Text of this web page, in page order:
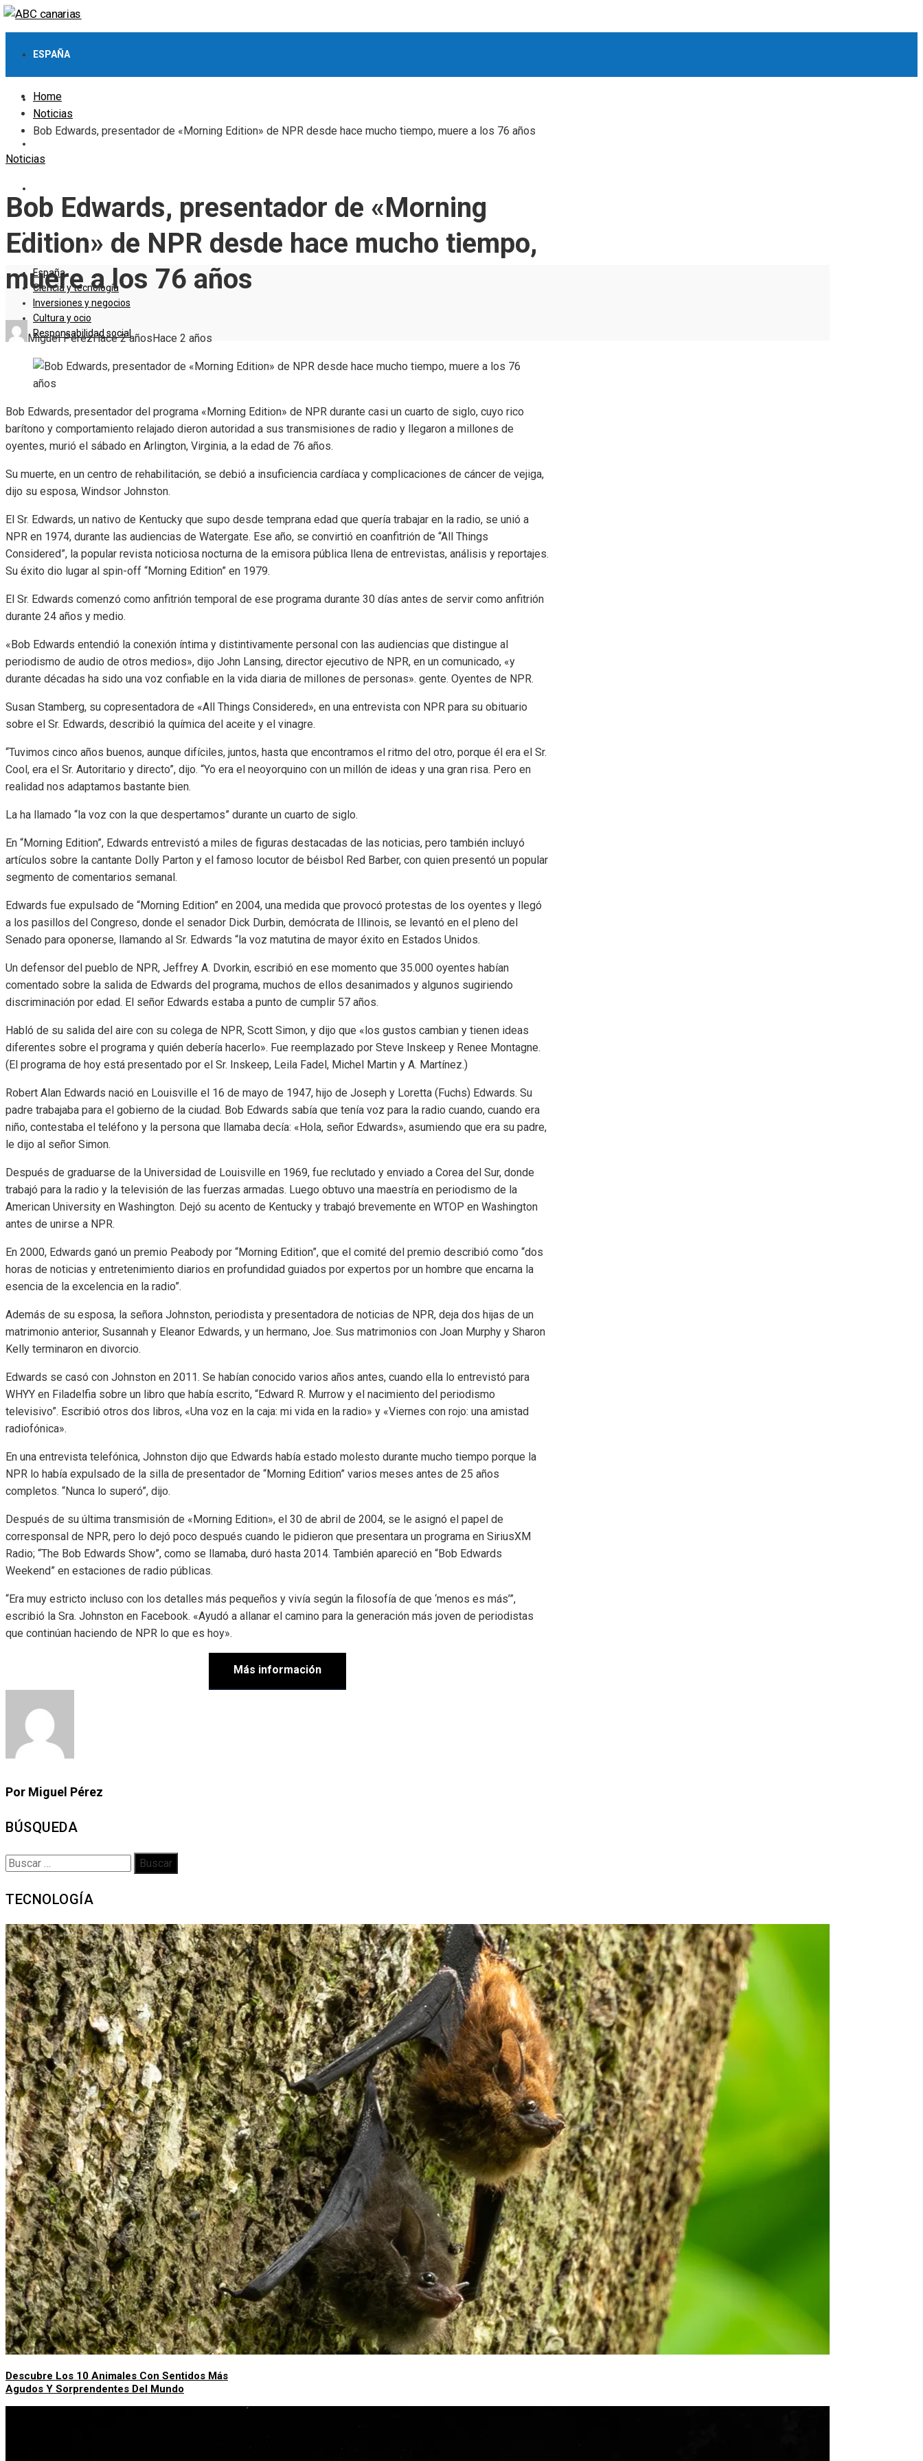
ESPAÑA
CIENCIA Y TECNOLOGÍA
RESPONSABILIDAD SOCIAL
España
Ciencia y tecnología
Inversiones y negocios
Cultura y ocio
Responsabilidad social
Home
Noticias
Bob Edwards, presentador de «Morning Edition» de NPR desde hace mucho tiempo, muere a los 76 años
Noticias
Bob Edwards, presentador de «Morning
Edition» de NPR desde hace mucho tiempo,
muere a los 76 años
Miguel PérezHace 2 años Hace 2 años
Bob Edwards, presentador del programa «Morning Edition» de NPR durante casi un cuarto de siglo, cuyo rico
barítono y comportamiento relajado dieron autoridad a sus transmisiones de radio y llegaron a millones de
oyentes, murió el sábado en Arlington, Virginia, a la edad de 76 años.
Su muerte, en un centro de rehabilitación, se debió a insuficiencia cardíaca y complicaciones de cáncer de vejiga,
dijo su esposa, Windsor Johnston.
El Sr. Edwards, un nativo de Kentucky que supo desde temprana edad que quería trabajar en la radio, se unió a
NPR en 1974, durante las audiencias de Watergate. Ese año, se convirtió en coanfitrión de “All Things
Considered”, la popular revista noticiosa nocturna de la emisora ​​pública llena de entrevistas, análisis y reportajes.
Su éxito dio lugar al spin-off “Morning Edition” en 1979.
El Sr. Edwards comenzó como anfitrión temporal de ese programa durante 30 días antes de servir como anfitrión
durante 24 años y medio.
«Bob Edwards entendió la conexión íntima y distintivamente personal con las audiencias que distingue al
periodismo de audio de otros medios», dijo John Lansing, director ejecutivo de NPR, en un comunicado, «y
durante décadas ha sido una voz confiable en la vida diaria de millones de personas». gente. Oyentes de NPR.
Susan Stamberg, su copresentadora de «All Things Considered», en una entrevista con NPR para su obituario
sobre el Sr. Edwards, describió la química del aceite y el vinagre.
“Tuvimos cinco años buenos, aunque difíciles, juntos, hasta que encontramos el ritmo del otro, porque él era el Sr.
Cool, era el Sr. Autoritario y directo”, dijo. “Yo era el neoyorquino con un millón de ideas y una gran risa. Pero en
realidad nos adaptamos bastante bien.
La ha llamado “la voz con la que despertamos” durante un cuarto de siglo.
En “Morning Edition”, Edwards entrevistó a miles de figuras destacadas de las noticias, pero también incluyó
artículos sobre la cantante Dolly Parton y el famoso locutor de béisbol Red Barber, con quien presentó un popular
segmento de comentarios semanal.
Edwards fue expulsado de “Morning Edition” en 2004, una medida que provocó protestas de los oyentes y llegó
a los pasillos del Congreso, donde el senador Dick Durbin, demócrata de Illinois, se levantó en el pleno del
Senado para oponerse, llamando al Sr. Edwards “la voz matutina de mayor éxito en Estados Unidos.
Un defensor del pueblo de NPR, Jeffrey A. Dvorkin, escribió en ese momento que 35.000 oyentes habían
comentado sobre la salida de Edwards del programa, muchos de ellos desanimados y algunos sugiriendo
discriminación por edad. El señor Edwards estaba a punto de cumplir 57 años.
Habló de su salida del aire con su colega de NPR, Scott Simon, y dijo que «los gustos cambian y tienen ideas
diferentes sobre el programa y quién debería hacerlo». Fue reemplazado por Steve Inskeep y Renee Montagne.
(El programa de hoy está presentado por el Sr. Inskeep, Leila Fadel, Michel Martin y A. Martínez.)
Robert Alan Edwards nació en Louisville el 16 de mayo de 1947, hijo de Joseph y Loretta (Fuchs) Edwards. Su
padre trabajaba para el gobierno de la ciudad. Bob Edwards sabía que tenía voz para la radio cuando, cuando era
niño, contestaba el teléfono y la persona que llamaba decía: «Hola, señor Edwards», asumiendo que era su padre,
le dijo al señor Simon.
Después de graduarse de la Universidad de Louisville en 1969, fue reclutado y enviado a Corea del Sur, donde
trabajó para la radio y la televisión de las fuerzas armadas. Luego obtuvo una maestría en periodismo de la
American University en Washington. Dejó su acento de Kentucky y trabajó brevemente en WTOP en Washington
antes de unirse a NPR.
En 2000, Edwards ganó un premio Peabody por “Morning Edition”, que el comité del premio describió como “dos
horas de noticias y entretenimiento diarios en profundidad guiados por expertos por un hombre que encarna la
esencia de la excelencia en la radio”.
Además de su esposa, la señora Johnston, periodista y presentadora de noticias de NPR, deja dos hijas de un
matrimonio anterior, Susannah y Eleanor Edwards, y un hermano, Joe. Sus matrimonios con Joan Murphy y Sharon
Kelly terminaron en divorcio.
Edwards se casó con Johnston en 2011. Se habían conocido varios años antes, cuando ella lo entrevistó para
WHYY en Filadelfia sobre un libro que había escrito, “Edward R. Murrow y el nacimiento del periodismo
televisivo”. Escribió otros dos libros, «Una voz en la caja: mi vida en la radio» y «Viernes con rojo: una amistad
radiofónica».
En una entrevista telefónica, Johnston dijo que Edwards había estado molesto durante mucho tiempo porque la
NPR lo había expulsado de la silla de presentador de “Morning Edition” varios meses antes de 25 años
completos. “Nunca lo superó”, dijo.
Después de su última transmisión de «Morning Edition», el 30 de abril de 2004, se le asignó el papel de
corresponsal de NPR, pero lo dejó poco después cuando le pidieron que presentara un programa en SiriusXM
Radio; “The Bob Edwards Show”, como se llamaba, duró hasta 2014. También apareció en “Bob Edwards
Weekend” en estaciones de radio públicas.
“Era muy estricto incluso con los detalles más pequeños y vivía según la filosofía de que ‘menos es más’”,
escribió la Sra. Johnston en Facebook. «Ayudó a allanar el camino para la generación más joven de periodistas
que continúan haciendo de NPR lo que es hoy».
Más información
Por Miguel Pérez
BÚSQUEDA
Buscar:
TECNOLOGÍA
Descubre Los 10 Animales Con Sentidos Más
Agudos Y Sorprendentes Del Mundo